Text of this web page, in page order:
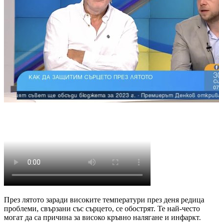
През лятото заради високите температури през деня редица
проблеми, свързани със сърцето, се обострят. Те най-често
могат да са причина за високо кръвно налягане и инфаркт.